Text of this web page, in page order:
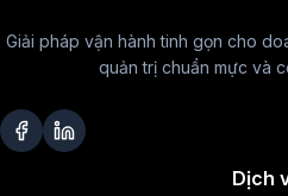
Giải pháp vận hành tinh gọn cho
quản trị chuẩn mực và
Dịch